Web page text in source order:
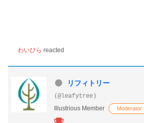
わいひら reacted
リフィトリー
(@leafytree)
Illustrious Member
Moderator